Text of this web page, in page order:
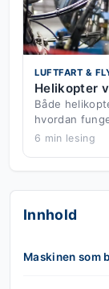
LUFTFART &
Helikopter
Både
hvordan
6 min lesing
Innhold
Maskinen som